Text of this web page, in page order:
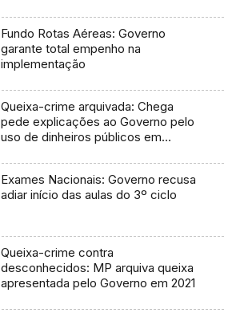
Fundo Rotas Aéreas: Governo
garante total empenho na
implementação
Queixa-crime arquivada: Chega
pede explicações ao Governo pelo
uso de dinheiros públicos em
Exames Nacionais: Governo recusa
adiar início das aulas do 3º ciclo
Queixa-crime contra
desconhecidos: MP arquiva queixa
apresentada pelo Governo em 2021